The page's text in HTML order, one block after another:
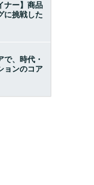
ナー】商品
に挑戦した
で、時代・
ョンのコア